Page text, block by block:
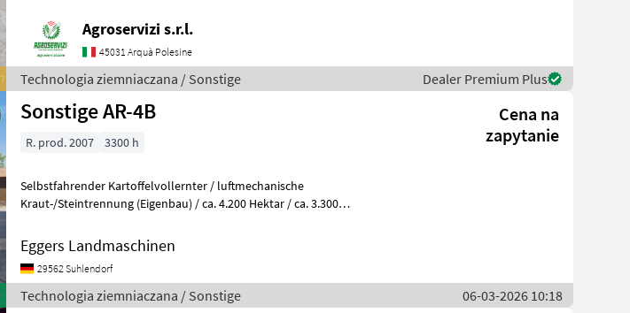
Agroservizi s.r.l.
45031 Arquà Polesine
Technologia ziemniaczana / Sonstige Dealer Premium Plus
Sonstige AR-4B
Cena na
zapytanie
R. prod. 2007 3300 h
Selbstfahrender Kartoffelvollernter / luftmechanische
Kraut-/Steintrennung (Eigenbau) / ca. 4.200 Hektar / ca. 3.300
Eggers Landmaschinen
29562 Suhlendorf
Technologia ziemniaczana / Sonstige 06-03-2026 10:18